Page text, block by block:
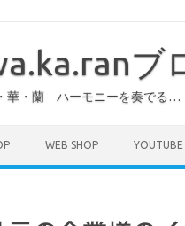
ブ
華・蘭 ハーモニーを奏でる…
WEB SHOP YOUTUBE